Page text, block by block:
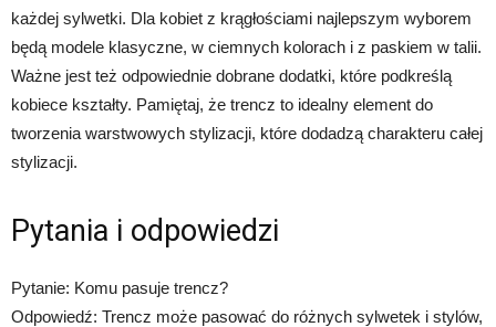
każdej sylwetki. Dla kobiet z krągłościami najlepszym wyborem
będą modele klasyczne, w ciemnych kolorach i z paskiem w talii.
Ważne jest też odpowiednie dobrane dodatki, które podkreślą
kobiece kształty. Pamiętaj, że trencz to idealny element do
tworzenia warstwowych stylizacji, które dodadzą charakteru całej
stylizacji.
Pytania i odpowiedzi
Pytanie: Komu pasuje trencz?
Odpowiedź: Trencz może pasować do różnych sylwetek i stylów,